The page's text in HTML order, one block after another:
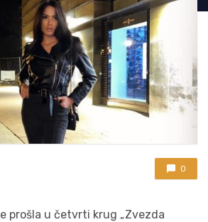
0
prošla u četvrti krug „Zvezda